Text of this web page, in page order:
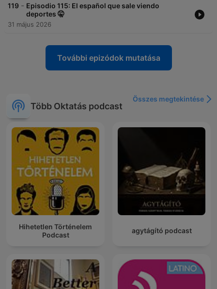
119 - Episodio 115: El español que sale viendo
deportes 🤫
31 május 2026
További epizódok mutatása
Több Oktatás podcast
Összes megtekintése
Hihetetlen Történelem
Podcast
agytágító podcast